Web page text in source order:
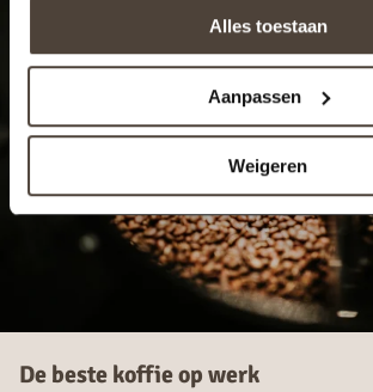
Alles toestaan
Aanpassen
Weigeren
De beste koffie op werk